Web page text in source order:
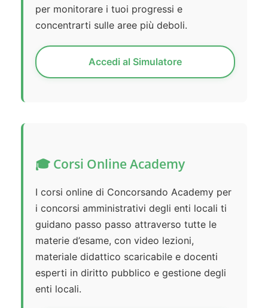
per monitorare i tuoi progressi e
concentrarti sulle aree più deboli.
Accedi al Simulatore
🎓 Corsi Online Academy
I corsi online di Concorsando Academy per
i concorsi amministrativi degli enti locali ti
guidano passo passo attraverso tutte le
materie d’esame, con video lezioni,
materiale didattico scaricabile e docenti
esperti in diritto pubblico e gestione degli
enti locali.